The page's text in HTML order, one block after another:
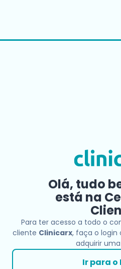
Olá, tudo
está na
Para ter acesso a todo o
cliente Clinicarx, faça o
adquirir
Ir para o